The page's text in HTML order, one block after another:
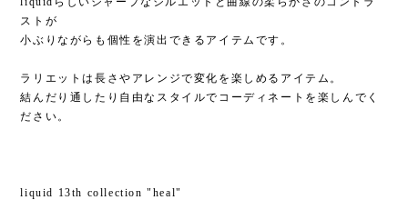
ストが
小ぶりながらも個性を演出できるアイテムです。
ラリエットは長さやアレンジで変化を楽しめるアイテム。
結んだり通したり自由なスタイルでコーディネートを楽しんでく
ださい。
liquid 13th collection "heal"